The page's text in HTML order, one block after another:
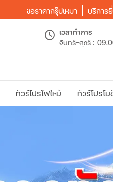
ขอราคากรุ๊ปเหมา บริการ
เวลาทำการ
จันทร์-ศุกร์ :
ทัวร์โปรไฟไหม้ ทัวร์โปรโม